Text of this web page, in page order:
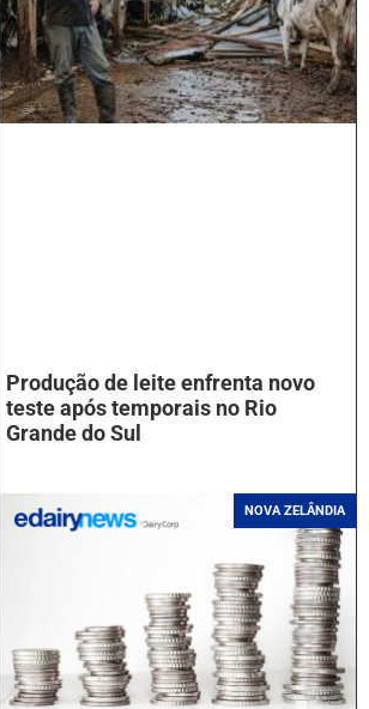
Produção de leite enfrenta novo
teste após temporais no Rio
Grande do Sul
NOVA ZELÂNDIA